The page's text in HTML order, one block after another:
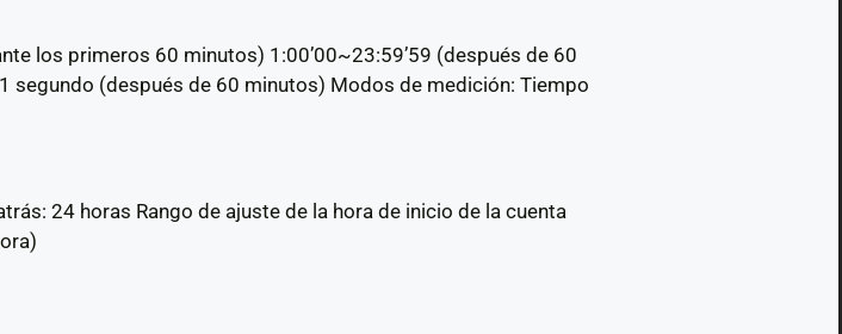
los primeros 60 minutos) 1:00’00~23:59’59 (después de 60
(después de 60 minutos) Modos de medición: Tiempo
24 horas Rango de ajuste de la hora de inicio de la cuenta